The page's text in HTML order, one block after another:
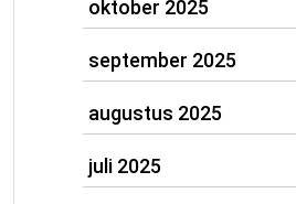
oktober 2025
september 2025
augustus 2025
juli 2025